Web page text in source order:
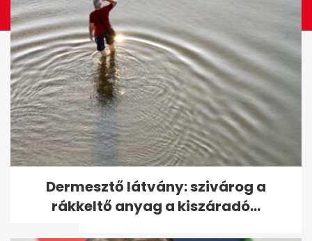
Évtizedes mélypontra kerülhet
a magyar infláció a KSH új
adata...
Dermesztő látvány: szivárog a
rákkeltő anyag a kiszáradó...